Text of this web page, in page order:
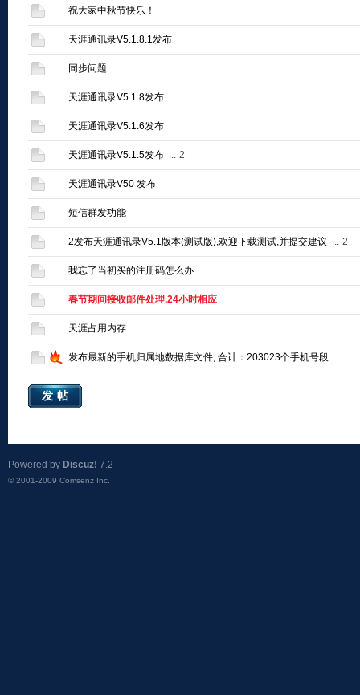
祝大家中秋节快乐！
天涯通讯录V5.1.8.1发布
同步问题
天涯通讯录V5.1.8发布
天涯通讯录V5.1.6发布
天涯通讯录V5.1.5发布 ... 2
天涯通讯录V50 发布
短信群发功能
2发布天涯通讯录V5.1版本(测试版),欢迎下载测试,并提交建议 ... 2
我忘了当初买的注册码怎么办
春节期间接收邮件处理,24小时相应
天涯占用内存
发布最新的手机归属地数据库文件, 合计：203023个手机号段
发帖
Powered by Discuz! 7.2
© 2001-2009 Comsenz Inc.